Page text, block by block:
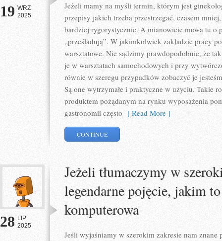
19 WRZ
2025
Jeżeli mamy na myśli termin, którym jest
przepisy jakich trzeba przestrzegać, czasem
bardziej rygorystycznie. A mianowicie mowa tu o
„prześladują”. W jakimkolwiek zakładzie pracy
warsztatowe. Nie sądzimy prawdopodobnie, że
je w warsztatach samochodowych i przy
równie w szeregu przypadków zobaczyć je
Są one wytrzymałe i praktyczne w użyciu. Takie
produktem pożądanym na rynku wyposażenia
gastronomii często [ Read More ]
CONTINUE
28 LIP
2025
Jeżeli tłumaczymy w
legendarne pojęcie, jakim
komputerowa
Jeśli wyjaśniamy w szerokim zakresie nam znane